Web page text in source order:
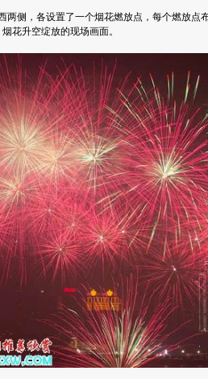
侧，各设置了一个烟花燃放点，每个燃放点
花升空绽放的现场画面。